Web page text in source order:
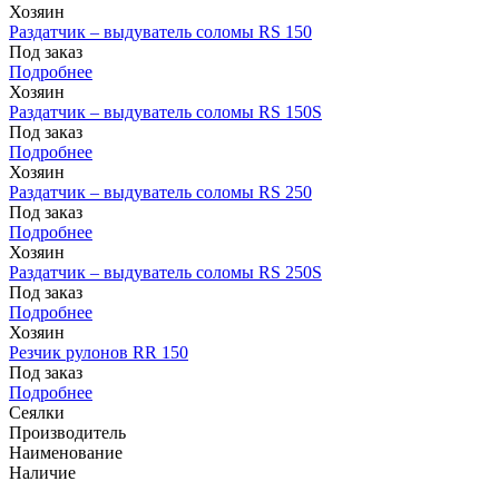
Хозяин
Раздатчик – выдуватель соломы RS 150
Под заказ
Подробнее
Хозяин
Раздатчик – выдуватель соломы RS 150S
Под заказ
Подробнее
Хозяин
Раздатчик – выдуватель соломы RS 250
Под заказ
Подробнее
Хозяин
Раздатчик – выдуватель соломы RS 250S
Под заказ
Подробнее
Хозяин
Резчик рулонов RR 150
Под заказ
Подробнее
Сеялки
Производитель
Наименование
Наличие